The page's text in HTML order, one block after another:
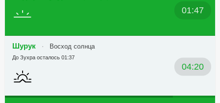
01:47
Шурук Восход солнца
04:20
До Зухра осталось 01:37